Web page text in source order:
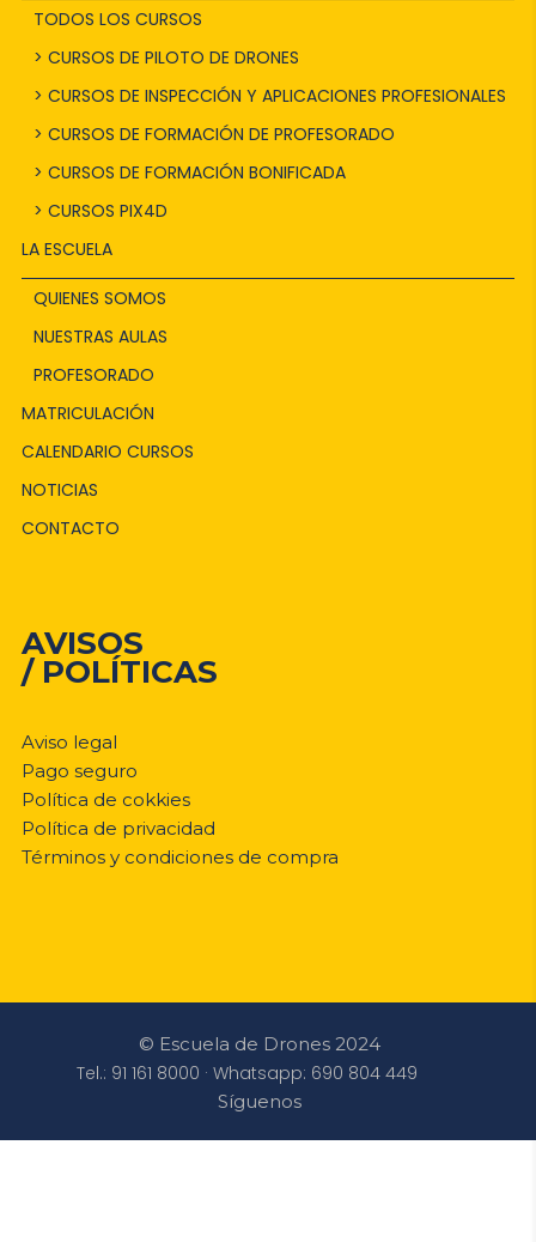
TODOS LOS CURSOS
> CURSOS DE PILOTO DE DRONES
> CURSOS DE INSPECCIÓN Y APLICACIONES PROFESIONALES
> CURSOS DE FORMACIÓN DE PROFESORADO
> CURSOS DE FORMACIÓN BONIFICADA
> CURSOS PIX4D
LA ESCUELA
QUIENES SOMOS
NUESTRAS AULAS
PROFESORADO
MATRICULACIÓN
CALENDARIO CURSOS
NOTICIAS
CONTACTO
AVISOS
/ POLÍTICAS
Aviso legal
Pago seguro
Política de cokkies
Política de privacidad
Términos y condiciones de compra
© Escuela de Drones 2024
Tel.: 91 161 8000 · Whatsapp: 690 804 449
Síguenos